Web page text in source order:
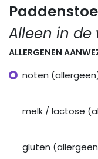
Alleen in
ALLERGENEN
noten
melk / lactose
gluten